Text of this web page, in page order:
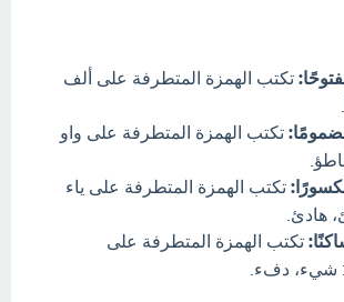
تكتب الهمزة المتطرفة على ألف
تكتب الهمزة المتطرفة على واو
تكتب الهمزة المتطرفة على ياء
هادئ.
تكتب الهمزة المتطرفة على
شيء، دفء.